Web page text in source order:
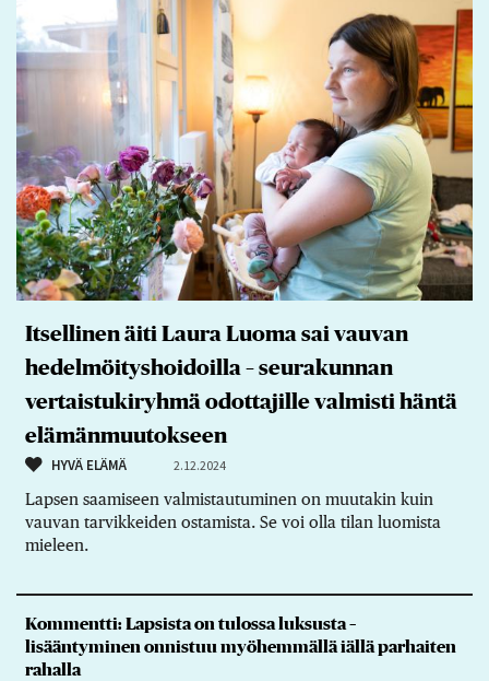
Itsellinen äiti Laura Luoma sai vauvan
hedelmöityshoidoilla – seurakunnan
vertaistukiryhmä odottajille valmisti häntä
elämänmuutokseen
HYVÄ ELÄMÄ 2.12.2024
Lapsen saamiseen valmistautuminen on muutakin kuin
vauvan tarvikkeiden ostamista. Se voi olla tilan luomista
mieleen.
Kommentti: Lapsista on tulossa luksusta –
lisääntyminen onnistuu myöhemmällä iällä parhaiten
rahalla